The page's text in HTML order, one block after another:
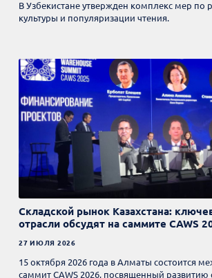
В Узбекистане утвержден комплекс мер по
культуры и популяризации чтения.
Складской рынок Казахстана:
отрасли обсудят на саммите CAWS
27 ИЮЛЯ 2026
15 октября 2026 года в Алматы состоится
саммит CAWS 2026, посвященный развитию